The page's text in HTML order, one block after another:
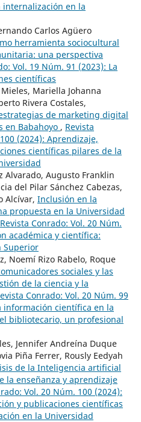
en la
Carlos Agüero
herramienta sociocultural
una perspectiva
Vol. 19 Núm. 91 (2023): La
científicas
Mariella Johanna
Rivera Costales,
de marketing digital
en Babahoyo , Revista
(2024): Aprendizaje,
científicas pilares de la
Alvarado, Augusto Franklin
del Pilar Sánchez Cabezas,
Alcívar, Inclusión en la
propuesta en la Universidad
Revista Conrado: Vol. 20 Núm.
académica y científica:
Superior
Noemí Rizo Rabelo, Roque
sociales y las
de la ciencia y la
Conrado: Vol. 20 Núm. 99
información científica en la
bibliotecario, un profesional
Jennifer Andreína Duque
Piña Ferrer, Rously Eedyah
de la Inteligencia artificial
la enseñanza y aprendizaje
Vol. 20 Núm. 100 (2024):
y publicaciones científicas
en la Universidad